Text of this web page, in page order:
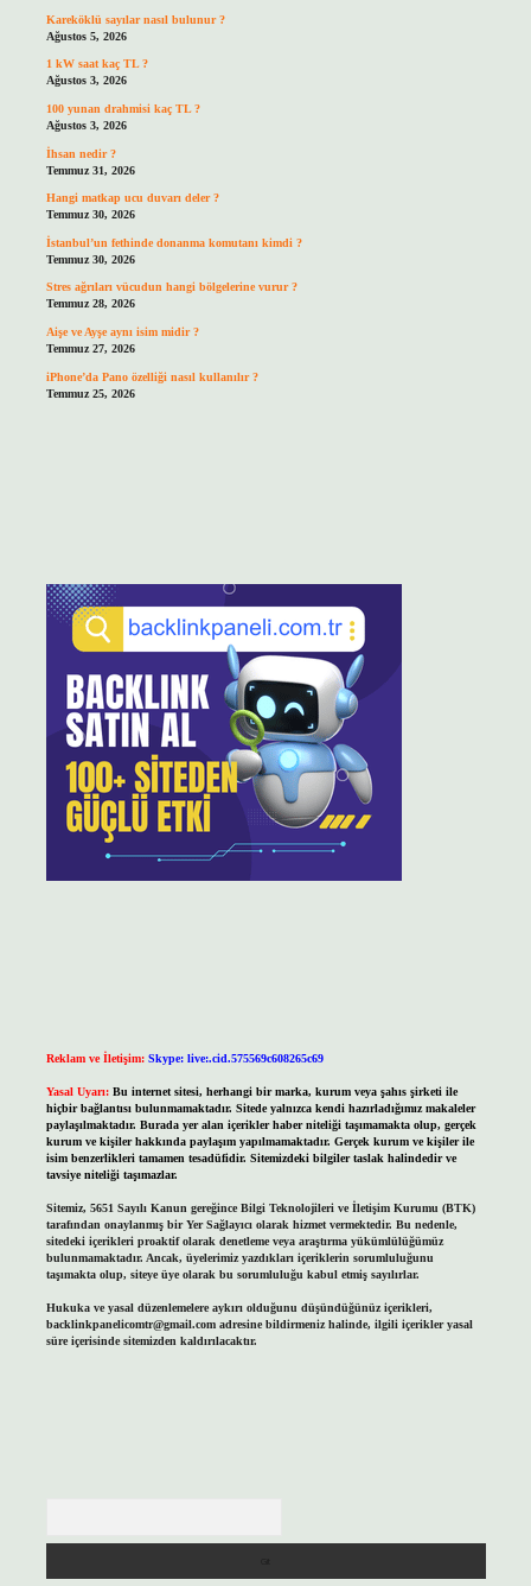
Kareköklü sayılar nasıl bulunur ?
Ağustos 5, 2026
1 kW saat kaç TL ?
Ağustos 3, 2026
100 yunan drahmisi kaç TL ?
Ağustos 3, 2026
İhsan nedir ?
Temmuz 31, 2026
Hangi matkap ucu duvarı deler ?
Temmuz 30, 2026
İstanbul’un fethinde donanma komutanı kimdi ?
Temmuz 30, 2026
Stres ağrıları vücudun hangi bölgelerine vurur ?
Temmuz 28, 2026
Aişe ve Ayşe aynı isim midir ?
Temmuz 27, 2026
iPhone’da Pano özelliği nasıl kullanılır ?
Temmuz 25, 2026
Reklam ve İletişim: Skype: live:.cid.575569c608265c69
Yasal Uyarı: Bu internet sitesi, herhangi bir marka, kurum veya şahıs şirketi ile
hiçbir bağlantısı bulunmamaktadır. Sitede yalnızca kendi hazırladığımız makaleler
paylaşılmaktadır. Burada yer alan içerikler haber niteliği taşımamakta olup, gerçek
kurum ve kişiler hakkında paylaşım yapılmamaktadır. Gerçek kurum ve kişiler ile
isim benzerlikleri tamamen tesadüfidir. Sitemizdeki bilgiler taslak halindedir ve
tavsiye niteliği taşımazlar.
Sitemiz, 5651 Sayılı Kanun gereğince Bilgi Teknolojileri ve İletişim Kurumu (BTK)
tarafından onaylanmış bir Yer Sağlayıcı olarak hizmet vermektedir. Bu nedenle,
sitedeki içerikleri proaktif olarak denetleme veya araştırma yükümlülüğümüz
bulunmamaktadır. Ancak, üyelerimiz yazdıkları içeriklerin sorumluluğunu
taşımakta olup, siteye üye olarak bu sorumluluğu kabul etmiş sayılırlar.
Hukuka ve yasal düzenlemelere aykırı olduğunu düşündüğünüz içerikleri,
backlinkpanelicomtr@gmail.comadresine bildirmeniz halinde, ilgili içerikler yasal
süre içerisinde sitemizden kaldırılacaktır.